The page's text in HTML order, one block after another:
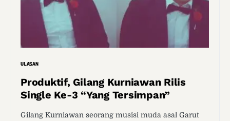
ULASAN
Produktif, Gilang Kurniawan Rilis
Single Ke-3 “Yang Tersimpan”
Gilang Kurniawan seorang musisi muda asal Garut